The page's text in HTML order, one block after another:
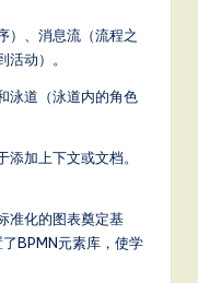
）、消息流（流程之
动）。
泳道（泳道内的角色
添加上下文或文档。
准化的图表奠定基
BPMN元素库，使学